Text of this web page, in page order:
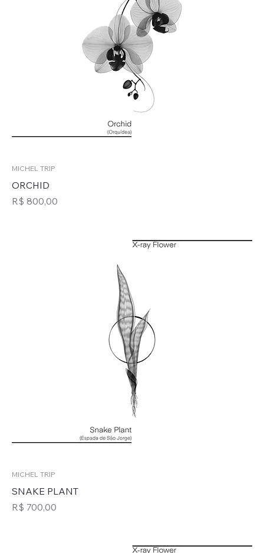
MICHEL TRIP
ORCHID
Preço
R$ 800,00
MICHEL TRIP
SNAKE PLANT
Preço
R$ 700,00